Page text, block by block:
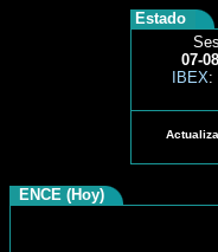
Estado
07-
IBEX:
ENCE (Hoy)